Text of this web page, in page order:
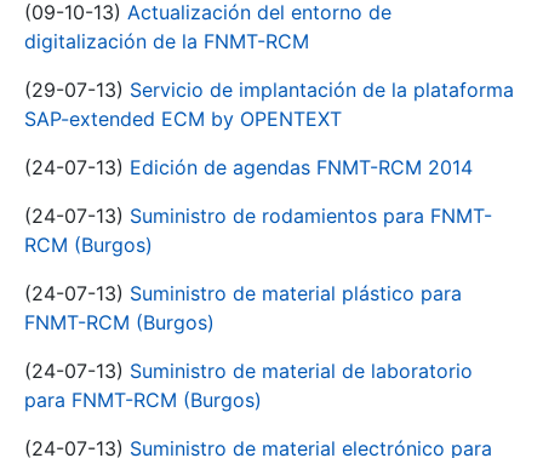
(09-10-13) Actualización del entorno de
digitalización de la FNMT-RCM
(29-07-13) Servicio de implantación de la plataforma
SAP-extended ECM by OPENTEXT
(24-07-13) Edición de agendas FNMT-RCM 2014
(24-07-13) Suministro de rodamientos para FNMT-
RCM (Burgos)
(24-07-13) Suministro de material plástico para
FNMT-RCM (Burgos)
(24-07-13) Suministro de material de laboratorio
para FNMT-RCM (Burgos)
(24-07-13) Suministro de material electrónico para